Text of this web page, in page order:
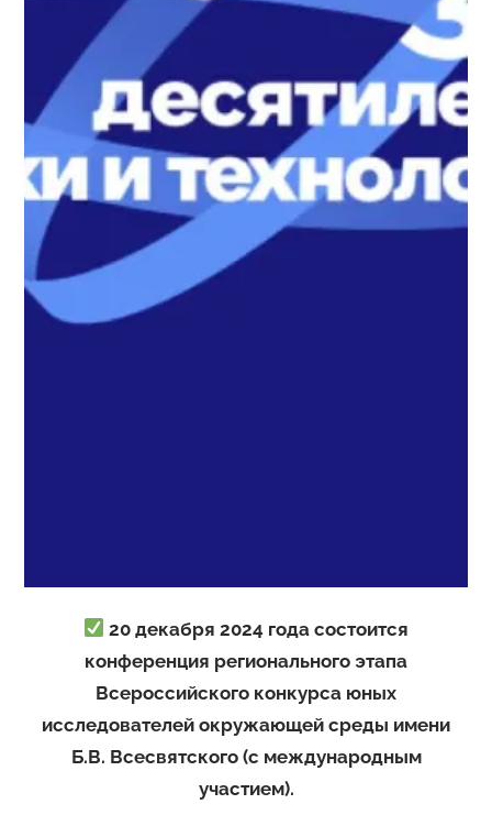
20 декабря 2024 года состоится
конференция регионального этапа
Всероссийского конкурса юных
исследователей окружающей среды имени
Б.В. Всесвятского (с международным
участием).